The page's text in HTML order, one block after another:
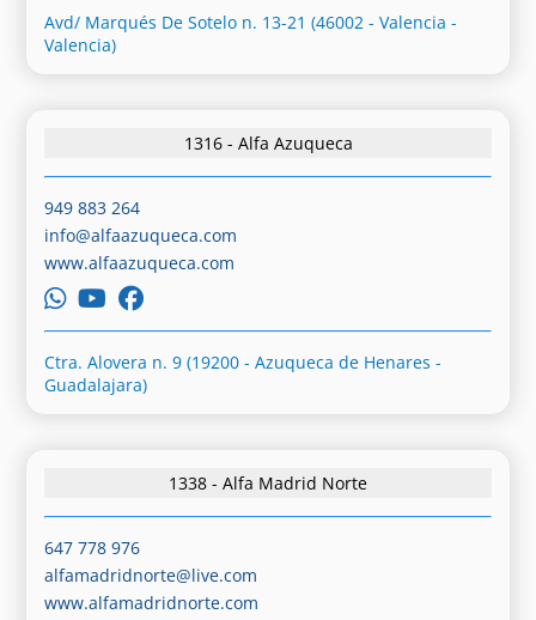
Avd/ Marqués De Sotelo n. 13-21 (46002 - Valencia -
Valencia)
1316 - Alfa Azuqueca
949 883 264
info@alfaazuqueca.com
www.alfaazuqueca.com
Ctra. Alovera n. 9 (19200 - Azuqueca de Henares -
Guadalajara)
1338 - Alfa Madrid Norte
647 778 976
alfamadridnorte@live.com
www.alfamadridnorte.com